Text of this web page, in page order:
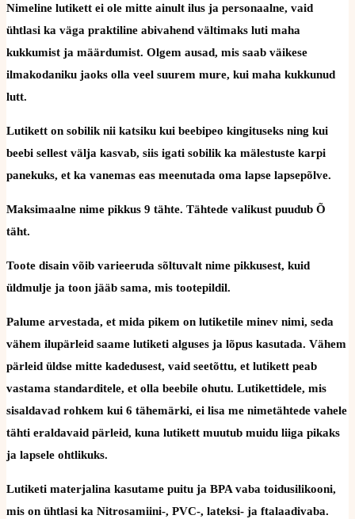
Nimeline lutikett ei ole mitte ainult ilus ja personaalne, vaid
ühtlasi ka väga praktiline abivahend vältimaks luti maha
kukkumist ja määrdumist. Olgem ausad, mis saab väikese
ilmakodaniku jaoks olla veel suurem mure, kui maha kukkunud
lutt.
Lutikett on sobilik nii katsiku kui beebipeo kingituseks ning kui
beebi sellest välja kasvab, siis igati sobilik ka mälestuste karpi
panekuks, et ka vanemas eas meenutada oma lapse lapsepõlve.
Maksimaalne nime pikkus 9 tähte. Tähtede valikust puudub Õ
täht.
Toote disain võib varieeruda sõltuvalt nime pikkusest, kuid
üldmulje ja toon jääb sama, mis tootepildil.
Palume arvestada, et mida pikem on lutiketile minev nimi, seda
vähem ilupärleid saame lutiketi alguses ja lõpus kasutada. Vähem
pärleid üldse mitte kadedusest, vaid seetõttu, et lutikett peab
vastama standarditele, et olla beebile ohutu. Lutikettidele, mis
sisaldavad rohkem kui 6 tähemärki, ei lisa me nimetähtede vahele
tähti eraldavaid pärleid, kuna lutikett muutub muidu liiga pikaks
ja lapsele ohtlikuks.
Lutiketi materjalina kasutame puitu ja BPA vaba toidusilikooni,
mis on ühtlasi ka Nitrosamiini-, PVC-, lateksi- ja ftalaadivaba.